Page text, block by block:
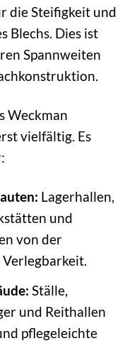
die Steifigkeit und
Blechs. Dies ist
Spannweiten
Weckman
vielfältig. Es
Lagerhallen,
und
von der
Ställe,
und Reithallen
pflegeleichte